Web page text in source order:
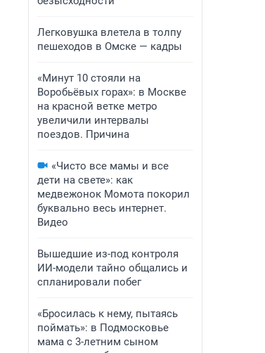
Легковушка влетела в толпу
пешеходов в Омске — кадры
«Минут 10 стояли на
Воробьёвых горах»: в Москве
на красной ветке метро
увеличили интервалы
поездов. Причина
«Чисто все мамы и все
дети на свете»: как
медвежонок Момота покорил
буквально весь интернет.
Видео
Вышедшие из-под контроля
ИИ-модели тайно общались и
спланировали побег
«Бросилась к нему, пытаясь
поймать»: в Подмосковье
мама с 3-летним сыном